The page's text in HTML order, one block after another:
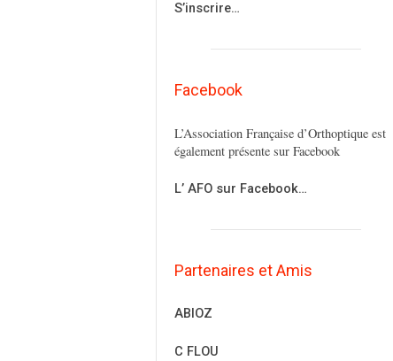
S’inscrire…
Facebook
L’Association Française d’Orthoptique est
également présente sur Facebook
L’ AFO sur Facebook…
Partenaires et Amis
ABIOZ
C FLOU